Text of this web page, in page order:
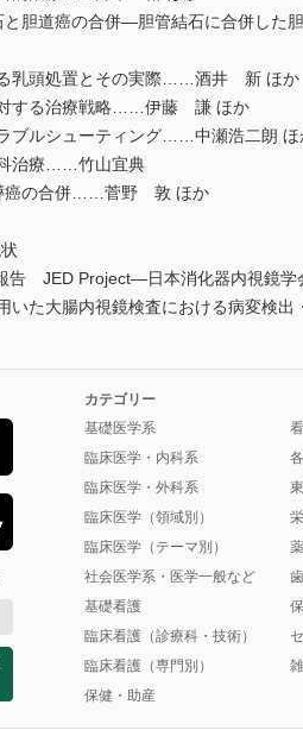
胆道癌の合併―胆管結石に合併し
乳頭処置とその実際……酒井 新 ほか
する治療戦略……伊藤 謙 ほか
ブルシューティング……中瀬浩二朗 ほ
治療……竹山宜典
癌の合併……菅野 敦 ほか
告 JED Project―日本消化器内視鏡
いた大腸内視鏡検査における病変検
カテゴリー
基礎医学系
臨床医学・内科系
臨床医学・外科系
臨床医学（領域別）
臨床医学（テーマ別）
社会医学系・医学一般など
基礎看護
臨床看護（診療科・技術）
臨床看護（専門別）
保健・助産